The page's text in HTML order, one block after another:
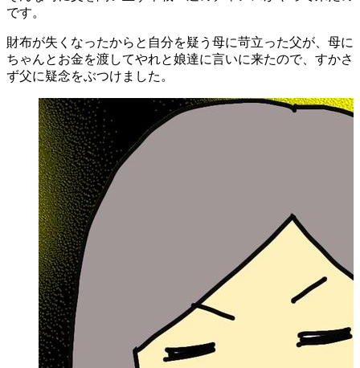
です。
財布が失くなったからと自分を疑う母に苛立った父が、母に
ちゃんとお金を渡してやれと娘達に言いに来たので、すかさ
ず父に疑念をぶつけました。